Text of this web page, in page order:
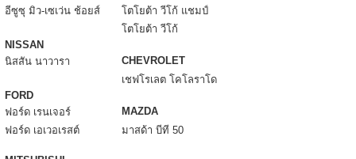
อีซูซุ มิว-เซเว่น ช้อยส์
โตโยต้า วีโก้ แชมป์
โตโยต้า วีโก้
NISSAN
นิสสัน นาวารา
CHEVROLET
เชฟโรเลต โคโลราโด
FORD
ฟอร์ด เรนเจอร์
MAZDA
ฟอร์ด เอเวอเรสต์
มาสด้า บีที 50